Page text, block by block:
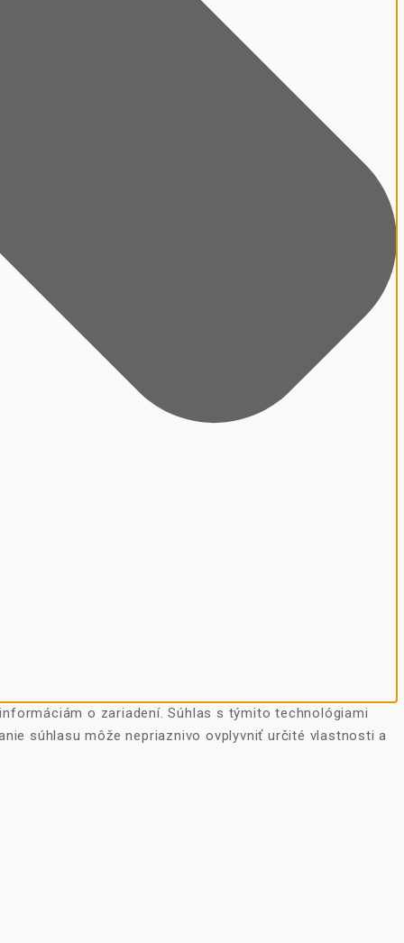
o zariadení. Súhlas s týmito technológiami
súhlasu môže nepriaznivo ovplyvniť určité vlastnosti a